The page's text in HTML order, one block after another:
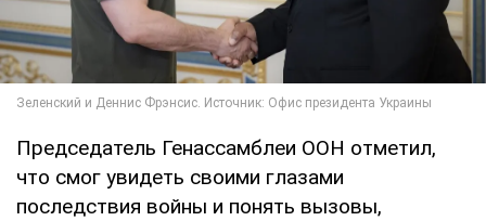
Председатель Генассамблеи ООН отметил,
что смог увидеть своими глазами
последствия войны и понять вызовы,